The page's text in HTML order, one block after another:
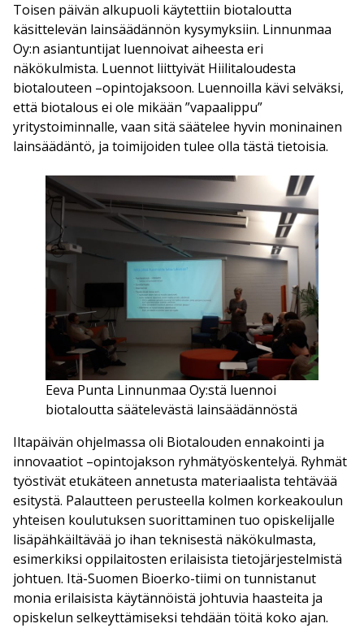
Toisen päivän alkupuoli käytettiin biotaloutta
käsittelevän lainsäädännön kysymyksiin. Linnunmaa
Oy:n asiantuntijat luennoivat aiheesta eri
näkökulmista. Luennot liittyivät Hiilitaloudesta
biotalouteen –opintojaksoon. Luennoilla kävi selväksi,
että biotalous ei ole mikään ”vapaalippu”
yritystoiminnalle, vaan sitä säätelee hyvin moninainen
lainsäädäntö, ja toimijoiden tulee olla tästä tietoisia.
Eeva Punta Linnunmaa Oy:stä luennoi
biotaloutta säätelevästä lainsäädännöstä
Iltapäivän ohjelmassa oli Biotalouden ennakointi ja
innovaatiot –opintojakson ryhmätyöskentelyä. Ryhmät
työstivät etukäteen annetusta materiaalista tehtävää
esitystä. Palautteen perusteella kolmen korkeakoulun
yhteisen koulutuksen suorittaminen tuo opiskelijalle
lisäpähkäiltävää jo ihan teknisestä näkökulmasta,
esimerkiksi oppilaitosten erilaisista tietojärjestelmistä
johtuen. Itä-Suomen Bioerko-tiimi on tunnistanut
monia erilaisista käytännöistä johtuvia haasteita ja
opiskelun selkeyttämiseksi tehdään töitä koko ajan.